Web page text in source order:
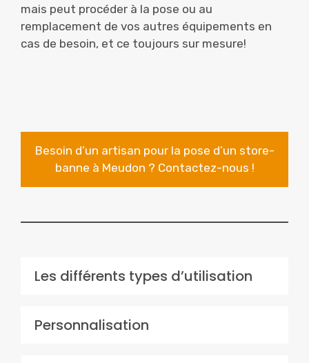
mais peut procéder à la pose ou au
remplacement de vos autres équipements en
cas de besoin, et ce toujours sur mesure!
Besoin d’un artisan pour la pose d’un store-
banne à Meudon ? Contactez-nous !
Les différents types d’utilisation
Personnalisation